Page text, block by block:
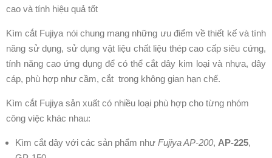
cao và tính hiệu quả tốt
Kìm cắt Fujiya nói chung mang những ưu điểm về thiết kế và tính
năng sử dụng, sử dụng vật liệu chất liệu thép cao cấp siêu cứng,
tính năng cao ứng dụng để có thể cắt dây kim loại và nhựa, dây
cáp, phù hợp như cầm, cắt trong không gian hạn chế.
Kìm cắt Fujiya sản xuất có nhiều loại phù hợp cho từng nhóm
công việc khác nhau:
Kìm cắt dây với các sản phẩm như Fujiya AP-200, AP-225,